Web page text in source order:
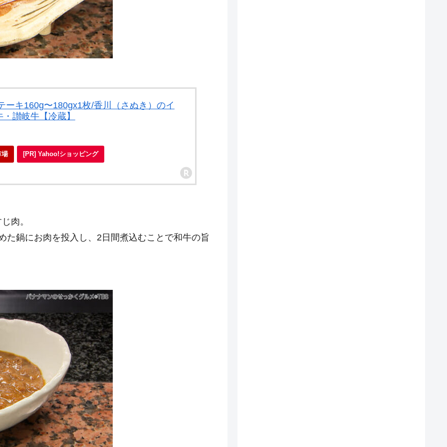
ーキ160g〜180gx1枚/香川（さぬき）のイ
讃岐牛【冷蔵】
場 [PR] Yahoo!ショッピング
肉。
た鍋にお肉を投入し、2日間煮込むことで和牛の旨